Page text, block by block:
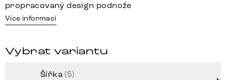
propracovaný design podnože
Více informací
Vybrat variantu
Šířka(5)